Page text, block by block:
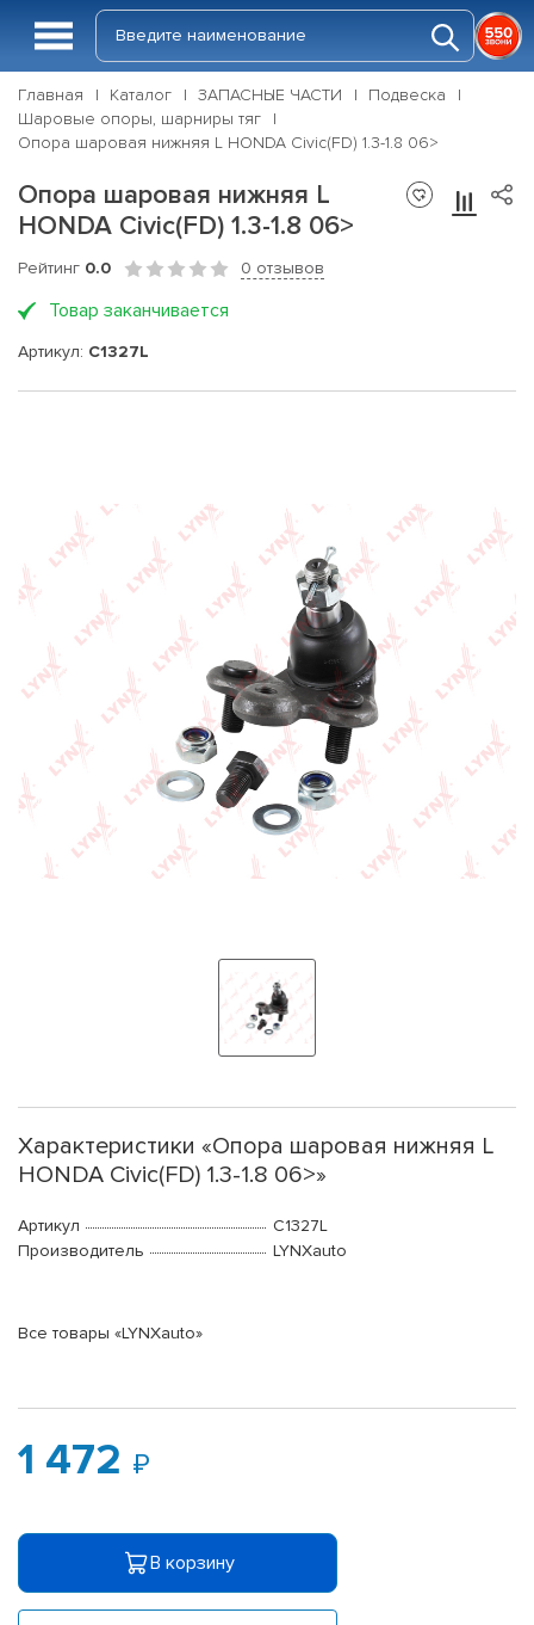
Главная Каталог ЗАПАСНЫЕ ЧАСТИ
Подвеска
Шаровые опоры, шарниры тяг
Опора шаровая нижняя L HONDA Civic(FD) 1.3-1.8 06>
Опора шаровая нижняя L
HONDA Civic(FD) 1.3-1.8 06>
Рейтинг 0.0 0 отзывов
Товар заканчивается
Артикул: C1327L
Характеристики «Опора шаровая нижняя L
HONDA Civic(FD) 1.3-1.8 06>»
Артикул
C1327L
Производитель
LYNXauto
Все товары «LYNXauto»
1 472
В корзину